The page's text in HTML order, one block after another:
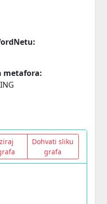
metafora:
Dohvati sliku
grafa